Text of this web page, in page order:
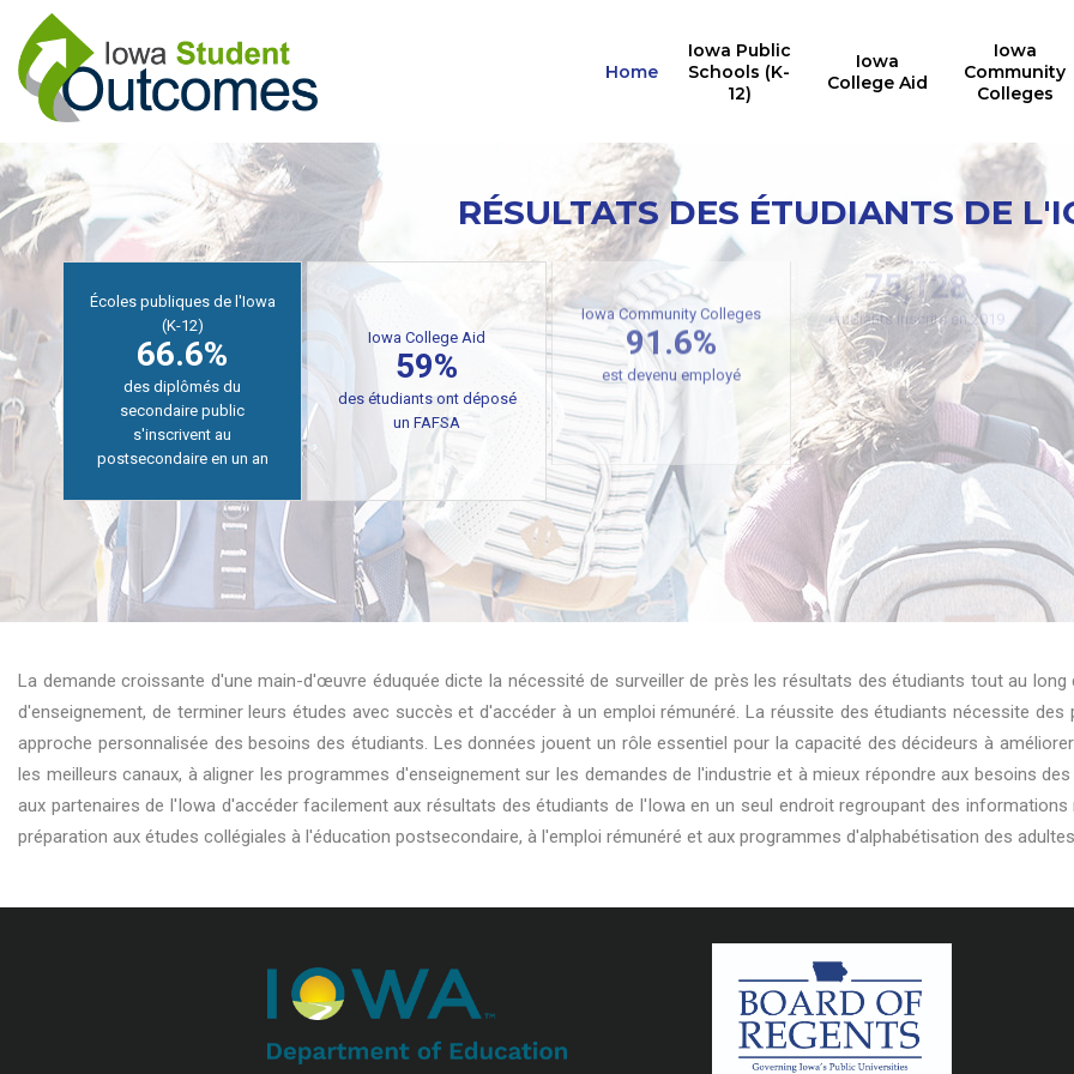
contenu
principal
Home
Iowa Public
Schools (K-
12)
Iowa
College Aid
Iowa
Community
Colleges
RÉSULTATS DES ÉTUDIANTS DE
Écoles publiques de l'Iowa
(K-12)
66.6%
des diplômés du
secondaire public
s'inscrivent au
postsecondaire en un an
Iowa College Aid
59%
des étudiants ont déposé
un FAFSA
Iowa Community Colleges
91.6%
est devenu employé
Universités publiques de
l'Iowa
75,128
étudiants inscrits en 2019
La demande croissante d'une main-d'œuvre éduquée dicte la nécessité de surveiller de près les résultats des étudiants tout au
d'enseignement, de terminer leurs études avec succès et d'accéder à un emploi rémunéré. La réussite des étudiants nécessite
approche personnalisée des besoins des étudiants. Les données jouent un rôle essentiel pour la capacité des décideurs à
les meilleurs canaux, à aligner les programmes d'enseignement sur les demandes de l'industrie et à mieux répondre aux besoins
aux partenaires de l'Iowa d'accéder facilement aux résultats des étudiants de l'Iowa en un seul endroit regroupant des
préparation aux études collégiales à l'éducation postsecondaire, à l'emploi rémunéré et aux programmes d'alphabétisation des